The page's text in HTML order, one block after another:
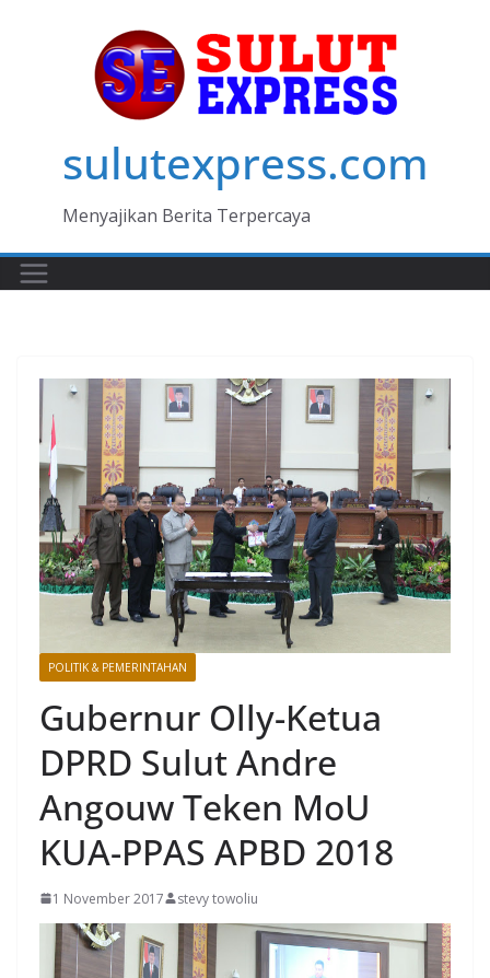
sulutexpress.com
Menyajikan Berita Terpercaya
POLITIK & PEMERINTAHAN
Gubernur Olly-Ketua
DPRD Sulut Andre
Angouw Teken MoU
KUA-PPAS APBD 2018
1 November 2017 stevy towoliu